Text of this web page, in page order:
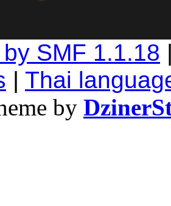
SMF 1.1.18
| Thai
by